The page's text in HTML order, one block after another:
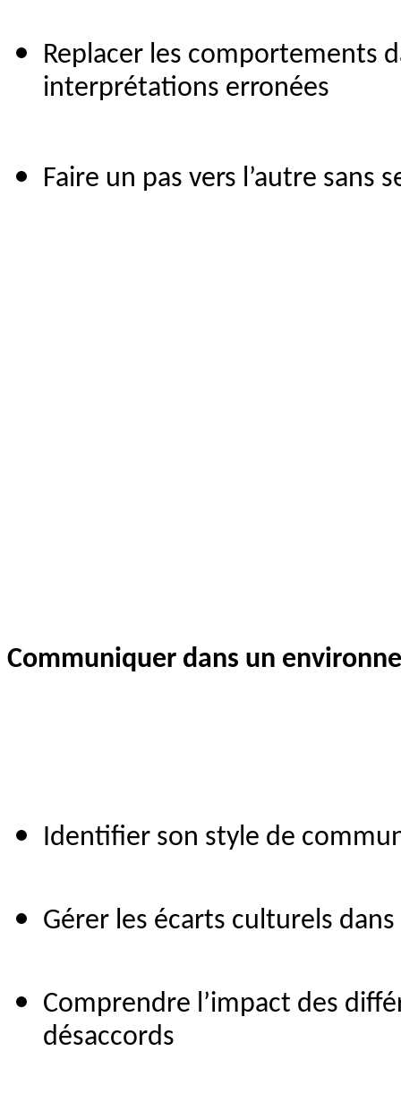
Replacer les comportements
interprétations erronées
Faire un pas vers l’autre sans
Communiquer dans un
Identifier son style de
Gérer les écarts culturels
Comprendre l’impact des
désaccords